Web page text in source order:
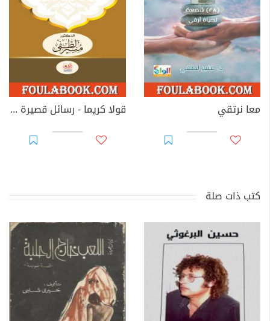
معا نرتقي قولا كريما - رسائل قصيرة على درب البصيرة
كتب ذات صلة